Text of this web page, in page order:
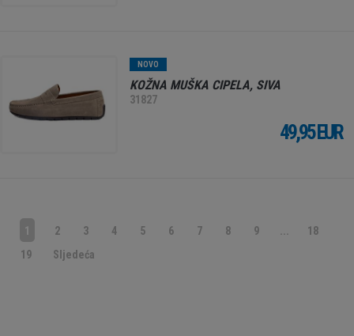
NOVO
KOŽNA MUŠKA CIPELA, SIVA
31827
49,95 EUR
1 2 3 4 5 6 7 8 9
18
19
Sljedeća